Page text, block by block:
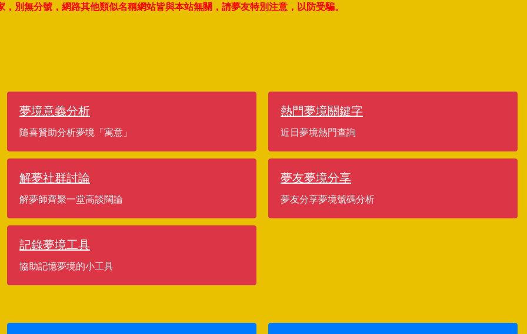
，別無分號，網路其他類似名稱網站皆與本站無關，請夢友特別注意，以防受騙。
夢境意義分析
隨喜贊助分析夢境「寓意」
解夢社群討論
解夢師齊聚一堂高談闊論
記錄夢境工具
協助記憶夢境的小工具
熱門夢境關鍵字
近日夢境熱門查詢
夢友夢境分享
夢友分享夢境號碼分析